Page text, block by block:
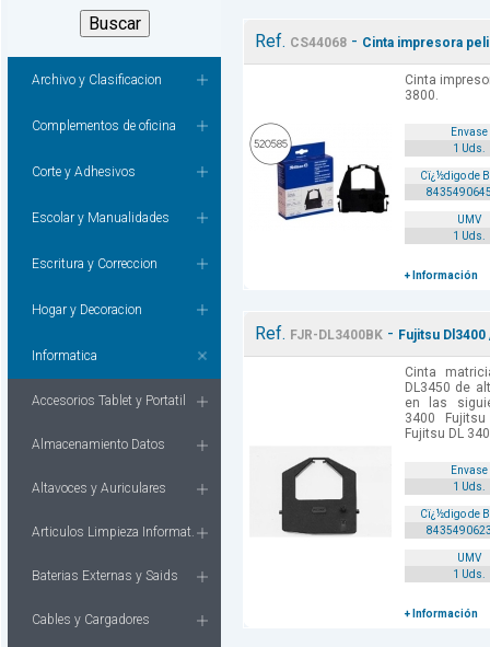
Archivo y Clasificacion
Complementos de oficina
Corte y Adhesivos
Escolar y Manualidades
Escritura y Correccion
Hogar y Decoracion
Informatica
Accesorios Tablet y Portatil
Almacenamiento Datos
Altavoces y Auriculares
Articulos Limpieza Informat.
Baterias Externas y Saids
Cables y Cargadores
Ref. CS44068 - Cinta impresora
Cinta
3800.
Envase
1 Uds.
Cï¿½digo de
UMV
1 Uds.
+ Información
Ref. FJR-DL3400BK - Fujitsu
Cinta
DL3450 de
en las
3400
Fujitsu DL
Envase
1 Uds.
Cï¿½digo de
UMV
1 Uds.
+ Información